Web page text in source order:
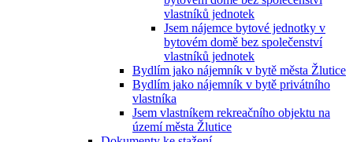
vlastníků jednotek
Jsem nájemce bytové jednotky v
bytovém domě bez společenství
vlastníků jednotek
Bydlím jako nájemník v bytě města Žlutice
Bydlím jako nájemník v bytě privátního
vlastníka
Jsem vlastníkem rekreačního objektu na
území města Žlutice